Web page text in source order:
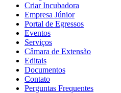
Criar Incubadora
Empresa Júnior
Portal de Egressos
Eventos
Serviços
Câmara de Extensão
Editais
Documentos
Contato
Perguntas Frequentes